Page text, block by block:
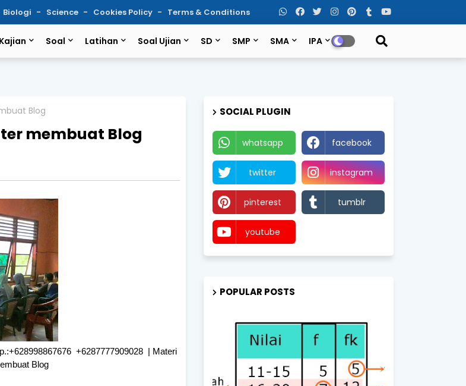
Biologi Science Cookies Policy Terms & Conditions
Kajian Soal Latihan Soal Ujian SD SMP SMA IPA
Blog
membuat Blog
+6287777909028 | Materi
Blog
SOCIAL PLUGIN
whatsapp facebook
twitter instagram
pinterest tumblr
youtube
POPULAR POSTS